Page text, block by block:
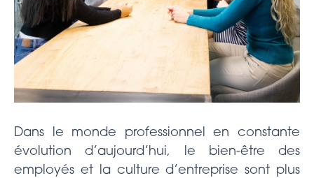
Dans le monde professionnel en constante
évolution d’aujourd’hui, le bien-être des
employés et la culture d’entreprise sont plus